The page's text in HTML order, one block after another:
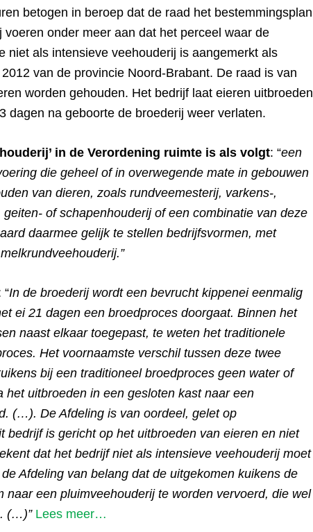
betogen in beroep dat de raad het bestemmingsplan
onder meer aan dat het perceel waar de
niet als intensieve veehouderij is aangemerkt als
van de provincie Noord-Brabant. De raad is van
worden gehouden. Het bedrijf laat eieren uitbroeden
dagen na geboorte de broederij weer verlaten.
in de Verordening ruimte is als volgt: “een
die geheel of in overwegende mate in gebouwen
van dieren, zoals rundveemesterij, varkens-,
of schapenhouderij of een combinatie van deze
daarmee gelijk te stellen bedrijfsvormen, met
“In de broederij wordt een bevrucht kippenei eenmalig
ei 21 dagen een broedproces doorgaat. Binnen het
naast elkaar toegepast, te weten het traditionele
Het voornaamste verschil tussen deze twee
bij een traditioneel broedproces geen water of
het uitbroeden in een gesloten kast naar een
(…). De Afdeling is van oordeel, gelet op
bedrijf is gericht op het uitbroeden van eieren en niet
dat het bedrijf niet als intensieve veehouderij moet
Afdeling van belang dat de uitgekomen kuikens de
naar een pluimveehouderij te worden vervoerd, die wel
(…)” Lees meer…